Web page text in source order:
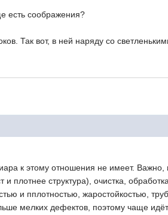
есть соображения?
Так вот, в ней наряду со
к этому отношения не имеет. Важно,
плотнее структура), очистка,
и пплотностью, жаростойкостью,
мелких дефектов, поэтому чаще